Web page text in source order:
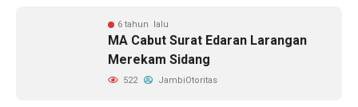
6 tahun lalu
MA Cabut Surat Edaran Larangan
Merekam Sidang
522 JambiOtoritas